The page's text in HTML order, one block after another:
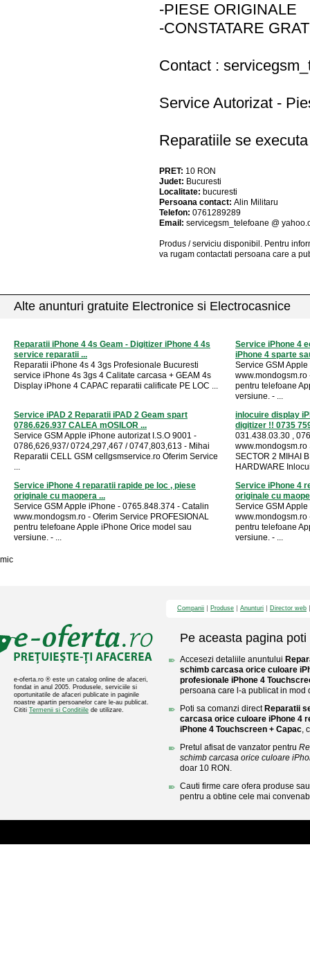
-PIESE ORIGINALE
-CONSTATARE
Contact :
Service Autorizat -
Reparatiile se
PRET: 10 RON
Judet: Bucuresti
Localitate: bucuresti
Persoana contact: Alin Militaru
Telefon: 0761289289
Email: servicegsm_telefoane @
Produs / serviciu disponibil . Pentru
va rugam contactati persoana care a
Alte anunturi gratuite Electronice si Electrocasnice
Reparatii iPhone 4 4s Geam - Digitizer iPhone 4 4s
service reparatii ...
Reparatii iPhone 4s 4 3gs Profesionale Bucuresti
service iPhone 4s 3gs 4 Calitate carcasa + GEAM 4s
Display iPhone 4 CAPAC reparatii calificate PE LOC ...
Service iPhone 4
iPhone 4 sparte
Service GSM
www.mondogsm.ro
pentru telefoane
versiune. - ...
Service iPAD 2 Reparatii iPAD 2 Geam spart
0786.626.937 CALEA mOSILOR ...
Service GSM Apple iPhone autorizat I.S.O 9001 -
0786,626,937/ 0724,297,467 / 0747,803,613 - Mihai
Reparatii CELL GSM cellgsmservice.ro Oferim Service
...
inlocuire display
digitizer !! 0735
031.438.03.30 ,
www.mondogsm.ro
SECTOR 2 MIHAI
HARDWARE
Service iPhone 4 reparatii rapide pe loc , piese
originale cu maopera ...
Service GSM Apple iPhone - 0765.848.374 - Catalin
www.mondogsm.ro - Oferim Service PROFESIONAL
pentru telefoane Apple iPhone Orice model sau
versiune. - ...
Service iPhone 4
originale cu
Service GSM
www.mondogsm.ro
pentru telefoane
versiune. - ...
mic
e-oferta.ro ® este un catalog online de afaceri,
fondat in anul 2005. Produsele, serviciile si
oportunitatile de afaceri publicate in paginile
noastre apartin persoanelor care le-au publicat.
Cititi Termenii si Conditiile de utilizare.
Companii Produse Anunturi Director web
Pe aceasta pagina poti
Accesezi detaliile anuntului
schimb carcasa orice culoare
profesionale iPhone 4
persoana care l-a publicat in mod
Poti sa comanzi direct Reparatii
carcasa orice culoare iPhone 4
iPhone 4 Touchscreen + Capac,
Pretul afisat de vanzator pentru
schimb carcasa orice culoare
doar 10 RON.
Cauti firme care ofera produse
pentru a obtine cele mai